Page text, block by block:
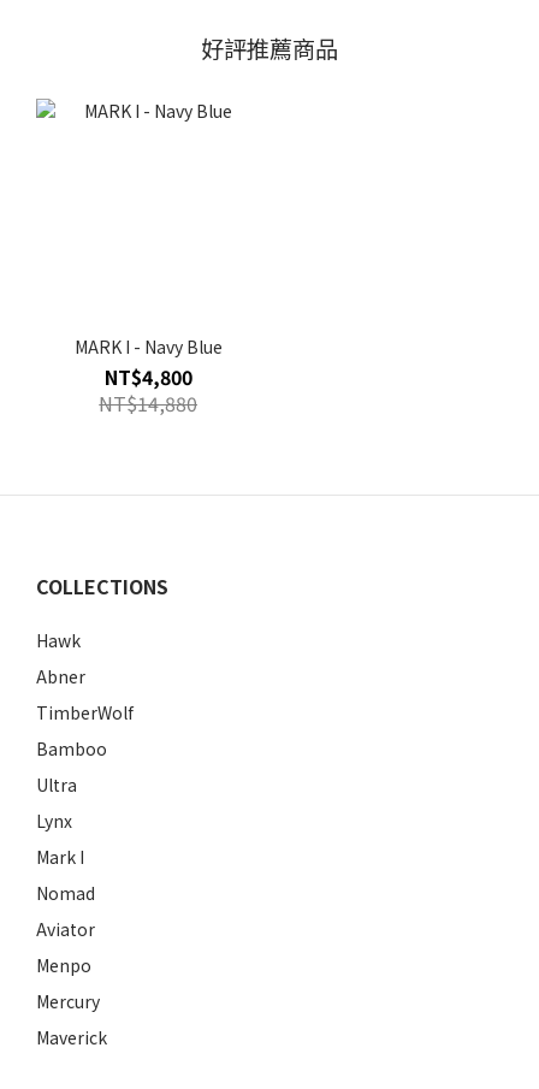
好評推薦商品
MARK I - Navy Blue
NT$4,800
NT$14,880
COLLECTIONS
Hawk
Abner
TimberWolf
Bamboo
Ultra
Lynx
Mark I
Nomad
Aviator
Menpo
Mercury
Maverick